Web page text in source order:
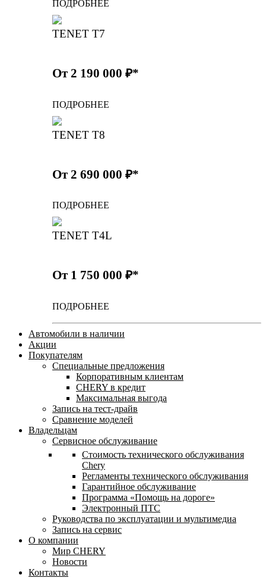
ПОДРОБНЕЕ
TENET T7
От 2 190 000 ₽*
ПОДРОБНЕЕ
TENET T8
От 2 690 000 ₽*
ПОДРОБНЕЕ
TENET T4L
От 1 750 000 ₽*
ПОДРОБНЕЕ
Автомобили в наличии
Акции
Покупателям
Специальные предложения
Корпоративным клиентам
CHERY в кредит
Максимальная выгода
Запись на тест-драйв
Сравнение моделей
Владельцам
Сервисное обслуживание
Стоимость технического обслуживания
Chery
Регламенты технического обслуживания
Гарантийное обслуживание
Программа «Помощь на дороге»
Электронный ПТС
Руководства по эксплуатации и мультимедиа
Запись на сервис
О компании
Мир CHERY
Новости
Контакты